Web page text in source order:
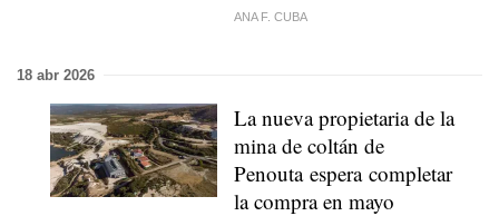
ANA F. CUBA
18 abr 2026
La nueva propietaria de la
mina de coltán de
Penouta espera completar
la compra en mayo